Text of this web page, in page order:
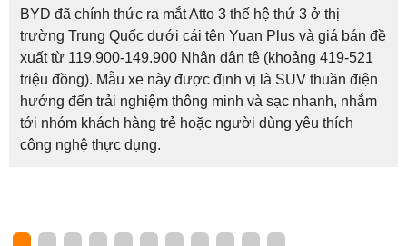
BYD đã chính thức ra mắt Atto 3 thế hệ thứ 3 ở thị
trường Trung Quốc dưới cái tên Yuan Plus và giá bán đề
xuất từ 119.900-149.900 Nhân dân tệ (khoảng 419-521
triệu đồng). Mẫu xe này được định vị là SUV thuần điện
hướng đến trải nghiệm thông minh và sạc nhanh, nhắm
tới nhóm khách hàng trẻ hoặc người dùng yêu thích
công nghệ thực dụng.